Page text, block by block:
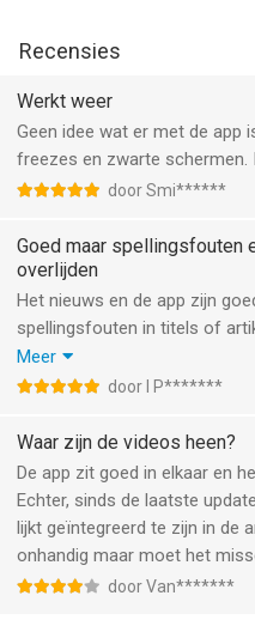
Recensies
Werkt weer
Geen idee wat er met de app
freezes en zwarte schermen.
door Smi******
Goed maar spellingsfouten
overlijden
Het nieuws en de app zijn
spellingsfouten in titels of
zoals vandaag een artikel
werd genoemd. ook krijg ik
niet.
Meer
door I P*******
Waar zijn de videos heen?
De app zit goed in elkaar en
Echter, sinds de laatste
lijkt geïntegreerd te zijn in de
onhandig maar moet het
door Van*******